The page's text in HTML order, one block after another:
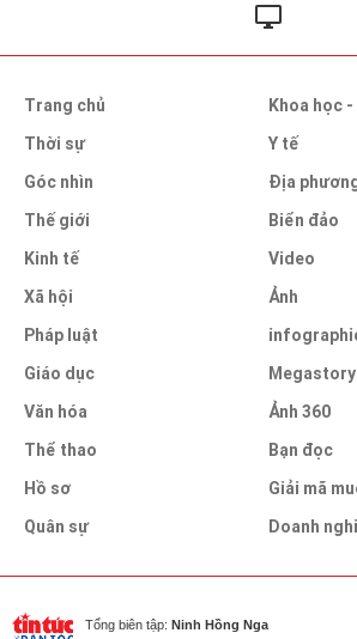
Trang chủ
Thời sự
Góc nhìn
Thế giới
Kinh tế
Xã hội
Pháp luật
Giáo dục
Văn hóa
Thể thao
Hồ sơ
Quân sự
Khoa học
Y tế
Địa
Biển đảo
Video
Ảnh
Megastory
Ảnh 360
Bạn đọc
Giải mã
Doanh
Tổng biên tập: Ninh Hồng Nga